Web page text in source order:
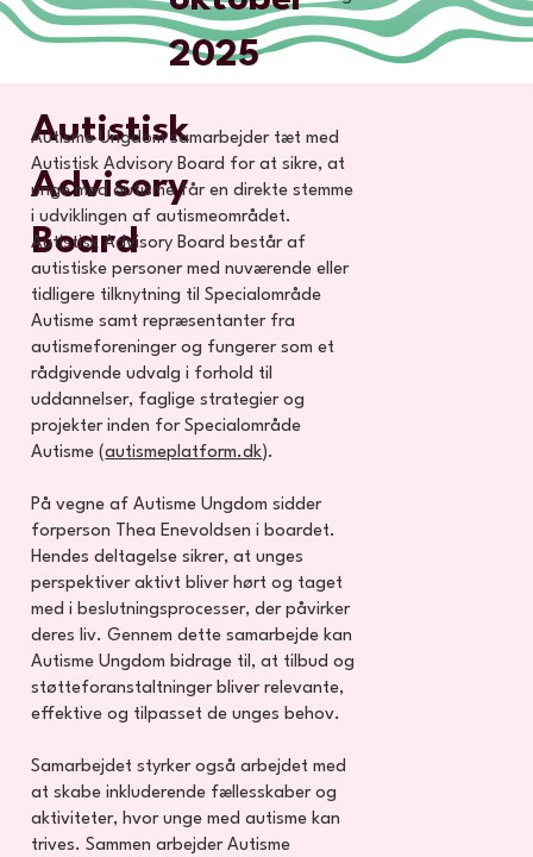
2025
Autistisk
Advisory
Board
Autisme Ungdom samarbejder tæt med
Autistisk Advisory Board for at sikre, at
unge med autisme får en direkte stemme
i udviklingen af autismeområdet.
Autistisk Advisory Board består af
autistiske personer med nuværende eller
tidligere tilknytning til Specialområde
Autisme samt repræsentanter fra
autismeforeninger og fungerer som et
rådgivende udvalg i forhold til
uddannelser, faglige strategier og
projekter inden for Specialområde
Autisme (autismeplatform.dk).
På vegne af Autisme Ungdom sidder
forperson Thea Enevoldsen i boardet.
Hendes deltagelse sikrer, at unges
perspektiver aktivt bliver hørt og taget
med i beslutningsprocesser, der påvirker
deres liv. Gennem dette samarbejde kan
Autisme Ungdom bidrage til, at tilbud og
støtteforanstaltninger bliver relevante,
effektive og tilpasset de unges behov.
Samarbejdet styrker også arbejdet med
at skabe inkluderende fællesskaber og
aktiviteter, hvor unge med autisme kan
trives. Sammen arbejder Autisme